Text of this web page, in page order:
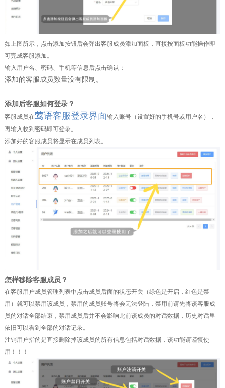
如上图所示，点击添加按钮后会弹出客服成员添加面板，直接按面板功能操作即
可完成客服添加。
输入用户名、密码、手机等信息后点击确认；
添加的客服成员数量没有限制。
添加后客服如何登录？
客服成员在莺语客服登录界面输入账号（设置好的手机号或用户名），
再输入收到密码即可登录。
添加好的客服成员将显示在成员列表。
怎样移除客服成员？
在客服用户成员管理列表中点击成员后面的状态开关（绿色是开启，红色是禁
用）就可以禁用该成员，禁用的成员账号将会无法登陆，禁用前请先将该客服成
员的对话全部结束，禁用成员后并不会影响此前该成员的对话数据，历史对话里
依旧可以看到全部的对话记录。
注销用户指的是直接删除掉该成员的所有信息包括对话数据，该功能请谨慎使
用！！！